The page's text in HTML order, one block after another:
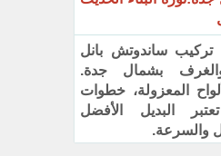
ساندوتش بانل
والغرف بشمال جدة.
المعزولة، خطوات
تعتبر البديل الأفضل
والسرعة.